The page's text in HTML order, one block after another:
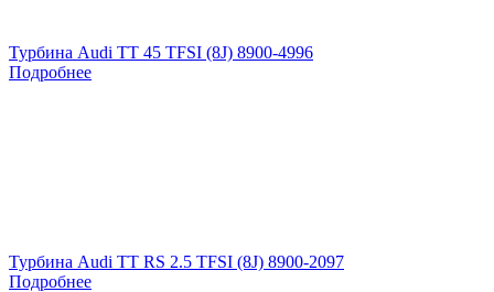
Турбина Audi TT 45 TFSI (8J) 8900-4996
Подробнее
Турбина Audi TT RS 2.5 TFSI (8J) 8900-2097
Подробнее